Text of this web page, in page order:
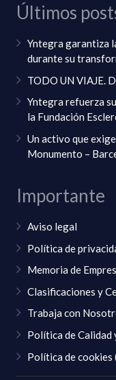
Últimos
Yntegra garantiza
durante su
TODO UN VIAJE.
Yntegra refuerza
la Fundación
Un activo que
Monumento –
Importante
Aviso legal
Política de
Memoria de
Clasificaciones y
Trabaja con
Política de Calidad
Política de cookies